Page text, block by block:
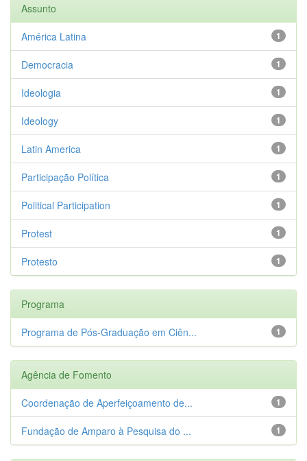
Assunto
1
América Latina
1
Democracia
1
Ideologia
1
Ideology
1
Latin America
1
Participação Política
1
Political Participation
1
Protest
1
Protesto
Programa
1
Programa de Pós-Graduação em Ciên...
Agência de Fomento
1
Coordenação de Aperfeiçoamento de...
1
Fundação de Amparo à Pesquisa do ...